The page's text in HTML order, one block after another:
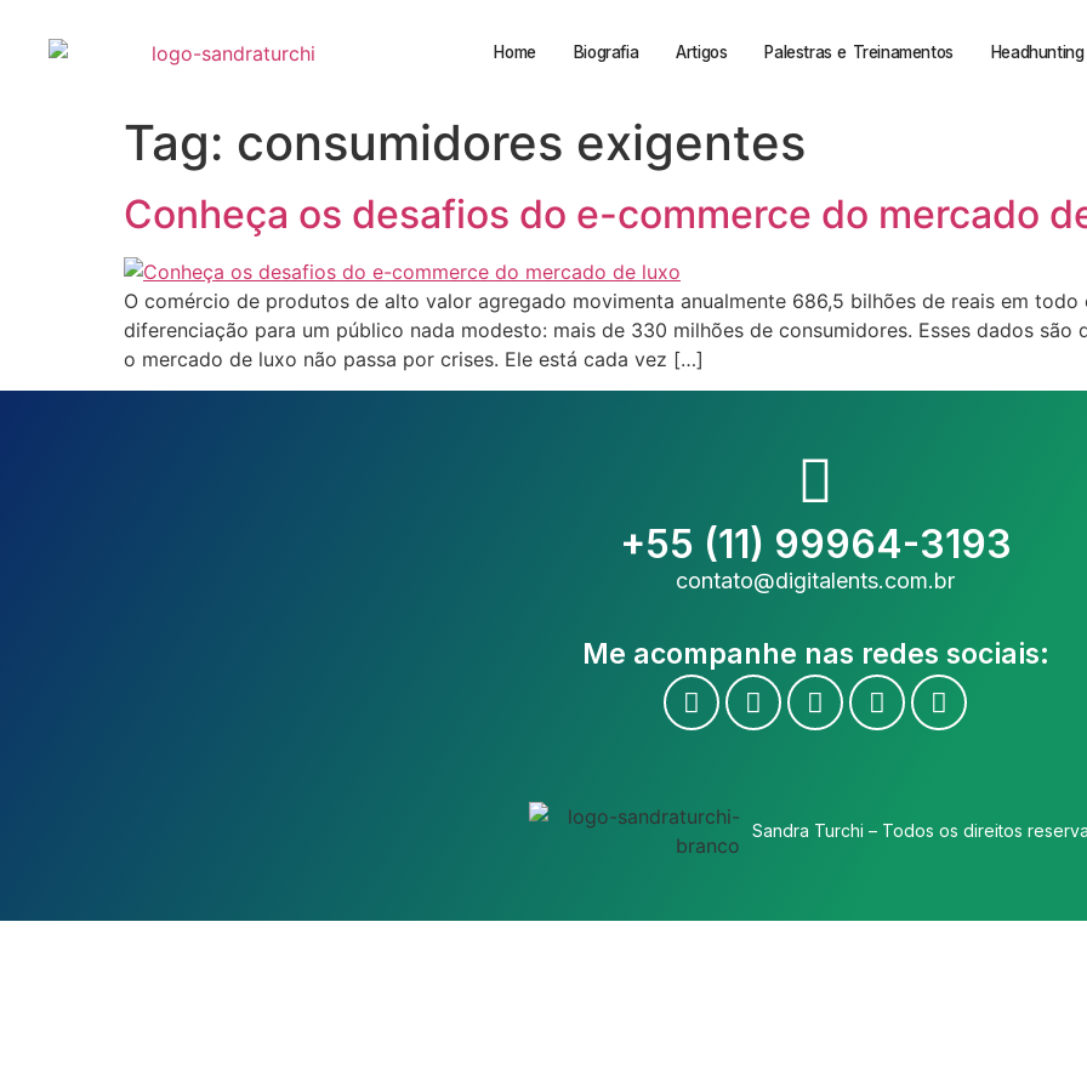
Home Biografia Artigos Palestras e Treinamentos
Tag: consumidores exigentes
Conheça os desafios do e-commerce do mercado
O comércio de produtos de alto valor agregado movimenta anualmente 686,5 bilhões de reais em
diferenciação para um público nada modesto: mais de 330 milhões de consumidores. Esses dados são
o mercado de luxo não passa por crises. Ele está cada vez […]
+55 (11) 99964-3193
contato@digitalents.com.br
Me acompanhe nas redes sociais:
Sandra Turchi – Todos os direitos